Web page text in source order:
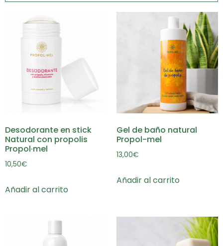
Desodorante en stick
Natural con propolis
Propol·mel
10,50€
Añadir al carrito
Gel de baño natural
Propol-mel
13,00€
Añadir al carrito